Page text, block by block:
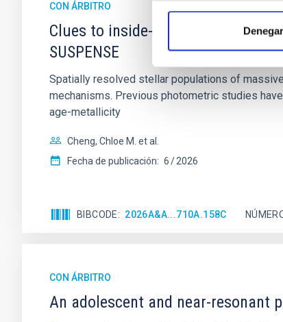
Denegar
CON ÁRBITRO
Clues to inside-out quenching in
SUSPENSE
Spatially resolved stellar populations of
mechanisms. Previous photometric studies
age-metallicity
Cheng, Chloe M. et al.
Fecha de publicación: 6 2026
BIBCODE 2026A&A...710A.158C
CON ÁRBITRO
An adolescent and near-resonant